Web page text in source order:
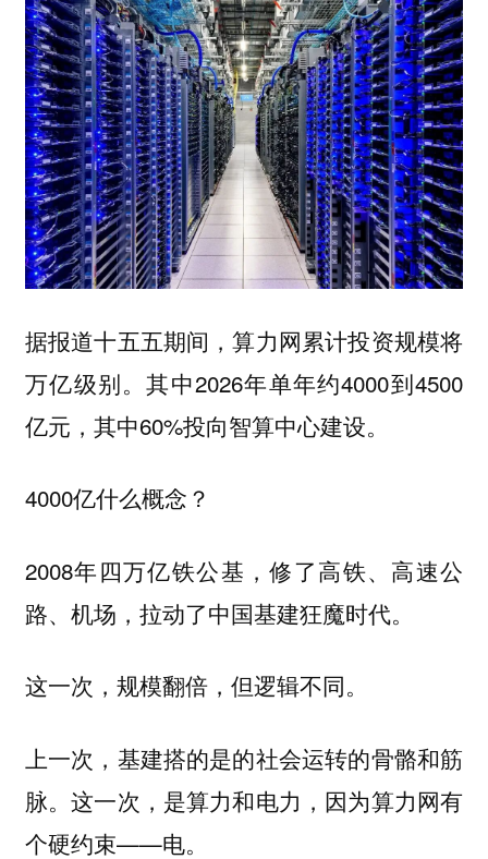
据报道十五五期间，算力网累计投资规模将
万亿级别。其中2026年单年约4000到4500
亿元，其中60%投向智算中心建设。
4000亿什么概念？
2008年四万亿铁公基，修了高铁、高速公
路、机场，拉动了中国基建狂魔时代。
这一次，规模翻倍，但逻辑不同。
上一次，基建搭的是的社会运转的骨骼和筋
脉。这一次，是算力和电力，因为算力网有
个硬约束——电。